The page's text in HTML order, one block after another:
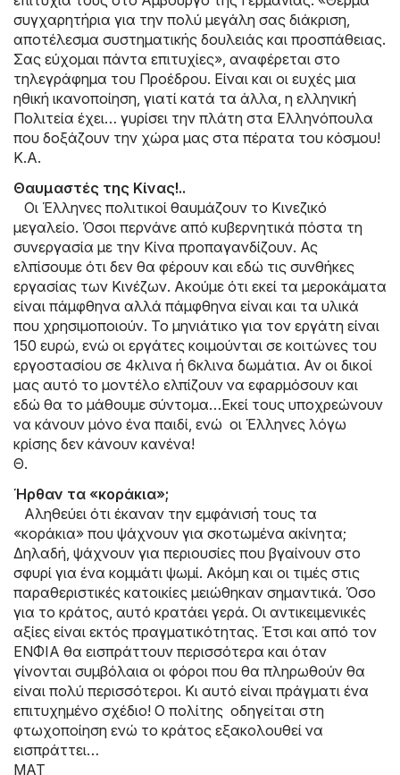
συγχαρητήρια για την πολύ μεγάλη σας διάκριση,
αποτέλεσμα συστηματικής δουλειάς και προσπάθειας.
Σας εύχομαι πάντα επιτυχίες», αναφέρεται στο
τηλεγράφημα του Προέδρου. Είναι και οι ευχές μια
ηθική ικανοποίηση, γιατί κατά τα άλλα, η ελληνική
Πολιτεία έχει… γυρίσει την πλάτη στα Ελληνόπουλα
που δοξάζουν την χώρα μας στα πέρατα του κόσμου!
Κ.Α.
Θαυμαστές της Κίνας!..
Οι Έλληνες πολιτικοί θαυμάζουν το Κινεζικό
μεγαλείο. Όσοι περνάνε από κυβερνητικά πόστα τη
συνεργασία με την Κίνα προπαγανδίζουν. Ας
ελπίσουμε ότι δεν θα φέρουν και εδώ τις συνθήκες
εργασίας των Κινέζων. Ακούμε ότι εκεί τα μεροκάματα
είναι πάμφθηνα αλλά πάμφθηνα είναι και τα υλικά
που χρησιμοποιούν. Το μηνιάτικο για τον εργάτη είναι
150 ευρώ, ενώ οι εργάτες κοιμούνται σε κοιτώνες του
εργοστασίου σε 4κλινα ή 6κλινα δωμάτια. Αν οι δικοί
μας αυτό το μοντέλο ελπίζουν να εφαρμόσουν και
εδώ θα το μάθουμε σύντομα…Εκεί τους υποχρεώνουν
να κάνουν μόνο ένα παιδί, ενώ οι Έλληνες λόγω
κρίσης δεν κάνουν κανένα!
Θ.
Ήρθαν τα «κοράκια»;
Αληθεύει ότι έκαναν την εμφάνισή τους τα
«κοράκια» που ψάχνουν για σκοτωμένα ακίνητα;
Δηλαδή, ψάχνουν για περιουσίες που βγαίνουν στο
σφυρί για ένα κομμάτι ψωμί. Ακόμη και οι τιμές στις
παραθεριστικές κατοικίες μειώθηκαν σημαντικά. Όσο
για το κράτος, αυτό κρατάει γερά. Οι αντικειμενικές
αξίες είναι εκτός πραγματικότητας. Έτσι και από τον
ΕΝΦΙΑ θα εισπράττουν περισσότερα και όταν
γίνονται συμβόλαια οι φόροι που θα πληρωθούν θα
είναι πολύ περισσότεροι. Kι αυτό είναι πράγματι ένα
επιτυχημένο σχέδιο! Ο πολίτης οδηγείται στη
φτωχοποίηση ενώ το κράτος εξακολουθεί να
εισπράττει…
ΜΑΤ